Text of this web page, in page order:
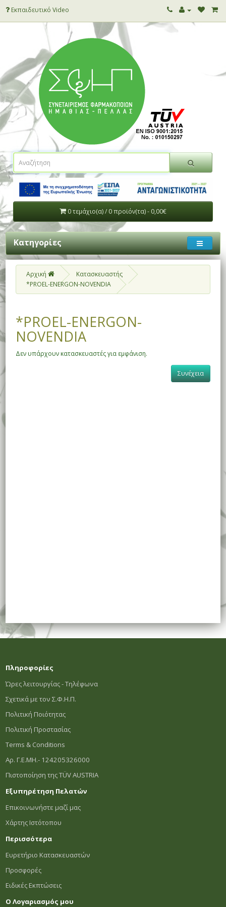
Εκπαιδευτικό Video
0 τεμάχιο(α) / 0 προϊόν(τα) - 0,00€
Κατηγορίες
Αρχική
Κατασκευαστής
*PROEL-ENERGON-NOVENDIA
*PROEL-ENERGON-
NOVENDIA
Δεν υπάρχουν κατασκευαστές για εμφάνιση.
Συνέχεια
Πληροφορίες
Ώρες λειτουργίας - Τηλέφωνα
Σχετικά με τον Σ.Φ.Η.Π.
Πολιτική Ποιότητας
Πολιτική Προστασίας
Terms & Conditions
Αρ. Γ.Ε.ΜΗ.- 124205326000
Πιστοποίηση της TÜV AUSTRIA
Εξυπηρέτηση Πελατών
Επικοινωνήστε μαζί μας
Χάρτης Ιστότοπου
Περισσότερα
Ευρετήριο Κατασκευαστών
Προσφορές
Ειδικές Εκπτώσεις
Ο Λογαριασμός μου